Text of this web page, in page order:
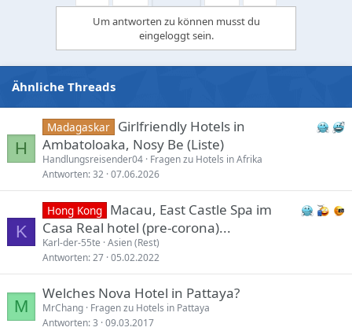
Um antworten zu können musst du
eingeloggt sein.
Ähnliche Threads
H
Madagaskar Girlfriendly Hotels in
Ambatoloaka, Nosy Be (Liste)
Handlungsreisender04 Fragen zu Hotels in Afrika
Antworten 32 07.06.2026
K
Hong Kong Macau, East Castle Spa im
Casa Real hotel (pre-corona)...
Karl-der-55te Asien (Rest)
Antworten 27 05.02.2022
M
Welches Nova Hotel in Pattaya?
MrChang Fragen zu Hotels in Pattaya
Antworten 3 09.03.2017